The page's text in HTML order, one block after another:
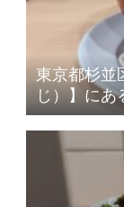
東京都杉並
じ）】にあ